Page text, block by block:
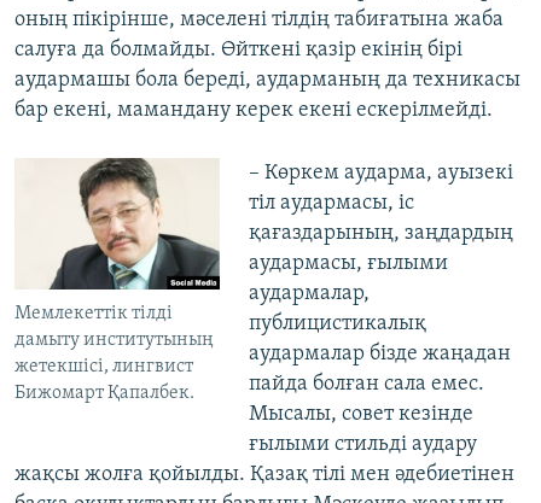
оның пікірінше, мәселені тілдің табиғатына жаба
салуға да болмайды. Өйткені қазір екінің бірі
аудармашы бола береді, аударманың да техникасы
бар екені, мамандану керек екені ескерілмейді.
Мемлекеттік тілді
дамыту институтының
жетекшісі, лингвист
Бижомарт Қапалбек.
– Көркем аударма, ауызекі
тіл аудармасы, іс
қағаздарының, заңдардың
аудармасы, ғылыми
аудармалар,
публицистикалық
аудармалар бізде жаңадан
пайда болған сала емес.
Мысалы, совет кезінде
ғылыми стильді аудару
жақсы жолға қойылды. Қазақ тілі мен әдебиетінен